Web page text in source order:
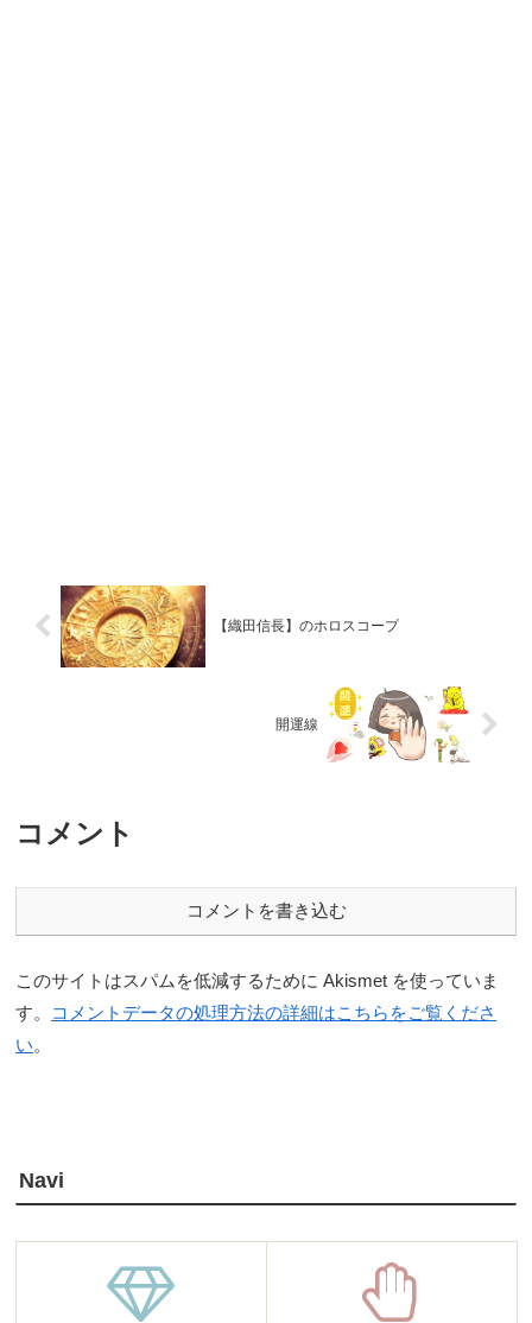
【織田信長】のホロスコープ
開運線
コメント
コメントを書き込む
このサイトはスパムを低減するために Akismet を使っていま
す。
コメントデータの処理方法の詳細はこちらをご覧くださ
い。
Navi